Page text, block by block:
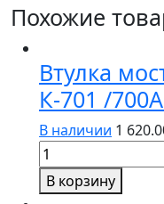
Похожие
Втулка
К-701 /
В наличии 1
Количество
товара
Втулка
В корзину